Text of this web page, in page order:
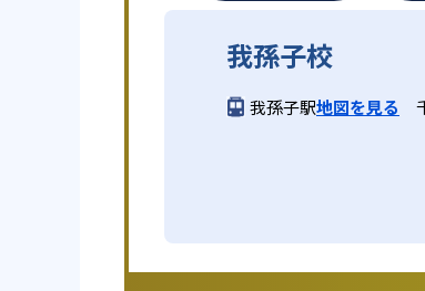
我孫子校
我孫子駅地図を見る